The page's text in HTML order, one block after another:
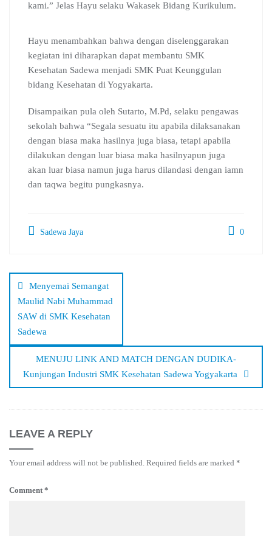
kami.” Jelas Hayu selaku Wakasek Bidang Kurikulum.
Hayu menambahkan bahwa dengan diselenggarakan
kegiatan ini diharapkan dapat membantu SMK
Kesehatan Sadewa menjadi SMK Puat Keunggulan
bidang Kesehatan di Yogyakarta.
Disampaikan pula oleh Sutarto, M.Pd, selaku pengawas
sekolah bahwa “Segala sesuatu itu apabila dilaksanakan
dengan biasa maka hasilnya juga biasa, tetapi apabila
dilakukan dengan luar biasa maka hasilnyapun juga
akan luar biasa namun juga harus dilandasi dengan iamn
dan taqwa begitu pungkasnya.
Sadewa Jaya 0
navigation
Menyemai Semangat
Maulid Nabi Muhammad
SAW di SMK Kesehatan
Sadewa
MENUJU LINK AND MATCH DENGAN DUDIKA-
Kunjungan Industri SMK Kesehatan Sadewa Yogyakarta
LEAVE A REPLY
Your email address will not be published. Required fields are marked *
Comment*